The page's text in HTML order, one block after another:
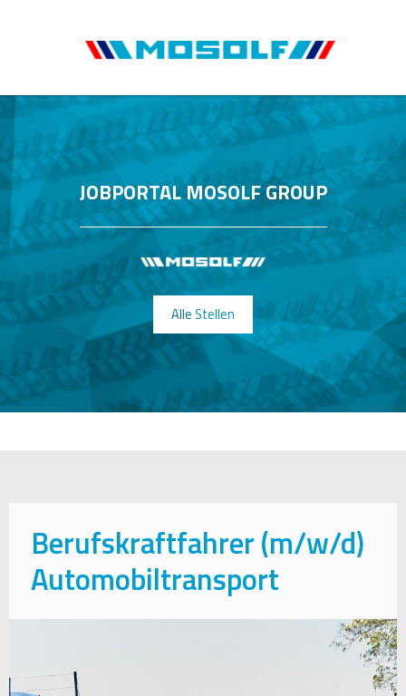
JOBPORTAL MOSOLF GROUP
Alle Stellen
Berufskraftfahrer (m/w/d)
Automobiltransport